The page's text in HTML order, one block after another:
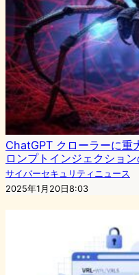
ChatGPT クローラーに重
ロンプトインジェクショ
サイバーセキュリティニュース
2025年1月20日8:03